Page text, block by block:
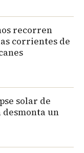
recorren
corrientes de
solar de
un